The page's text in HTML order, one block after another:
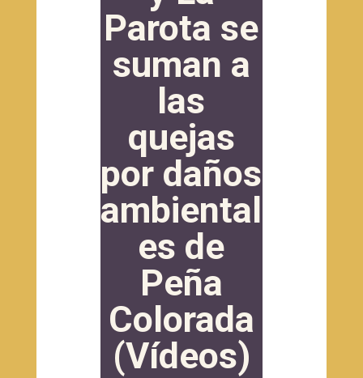
Parota se
suman a
las
quejas
por daños
ambiental
es de
Peña
Colorada
(Vídeos)